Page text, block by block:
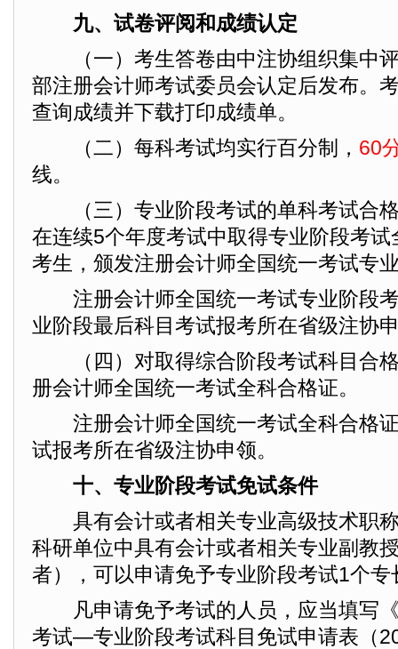
九、试卷评阅和成绩认定
（一）考生答卷由中注协组织集中评
部注册会计师考试委员会认定后发布。
查询成绩并下载打印成绩单。
（二）每科考试均实行百分制， 60
线。
（三）专业阶段考试的单科考试合
在连续5个年度考试中取得专业阶段考
考生，颁发注册会计师全国统一考试专
注册会计师全国统一考试专业阶段考
业阶段最后科目考试报考所在省级注协
（四）对取得综合阶段考试科目合格
册会计师全国统一考试全科合格证。
注册会计师全国统一考试全科合格证
试报考所在省级注协申领。
十、专业阶段考试免试条件
具有会计或者相关专业高级技术职称
科研单位中具有会计或者相关专业副教
者），可以申请免予专业阶段考试1个
凡申请免予考试的人员，应当填写《
考试—专业阶段考试科目免试申请表（